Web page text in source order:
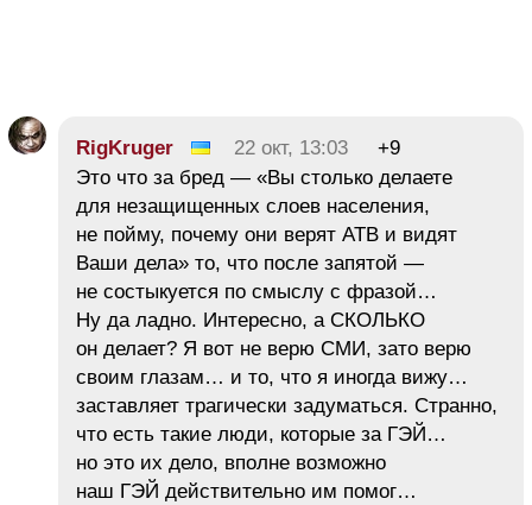
RigKruger 22 окт, 13:03
+9
Это что за бред — «Вы столько делаете
для незащищенных слоев населения,
не пойму, почему они верят АТВ и видят
Ваши дела» то, что после запятой —
не состыкуется по смыслу с фразой…
Ну да ладно. Интересно, а СКОЛЬКО
он делает? Я вот не верю СМИ, зато верю
своим глазам… и то, что я иногда вижу…
заставляет трагически задуматься. Странно,
что есть такие люди, которые за ГЭЙ…
но это их дело, вполне возможно
наш ГЭЙ действительно им помог…